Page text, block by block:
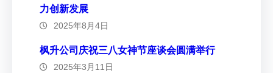
力创新发展
2025年8月4日
枫升公司庆祝三八女神节座谈会圆满举行
2025年3月11日